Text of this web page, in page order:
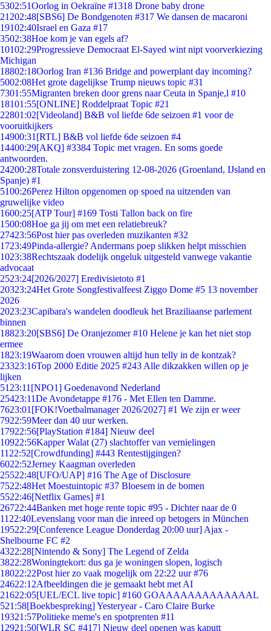
5302:51Oorlog in Oekraïne #1318 Drone baby drone
21202:48[SBS6] De Bondgenoten #317 We dansen de macaroni
19102:40Israel en Gaza #17
3502:38Hoe kom je van egels af?
10102:29Progressieve Democraat El-Sayed wint nipt voorverkiezing
Michigan
18802:18Oorlog Iran #136 Bridge and powerplant day incoming?
5002:08Het grote dagelijkse Trump nieuws topic #31
7301:55Migranten breken door grens naar Ceuta in Spanje,l #10
18101:55[ONLINE] Roddelpraat Topic #21
22801:02[Videoland] B&B vol liefde 6de seizoen #1 voor de
vooruitkijkers
14900:31 [RTL] B&B vol liefde 6de seizoen #4
14400:29[AKQ] #3384 Topic met vragen. En soms goede
antwoorden.
24200:28Totale zonsverduistering 12-08-2026 (Groenland, IJsland en
Spanje) #1
5100:26Perez Hilton opgenomen op spoed na uitzenden van
gruwelijke video
1600:25[ATP Tour] #169 Tosti Tallon back on fire
1500:08Hoe ga jij om met een relatiebreuk?
27423:56Post hier pas overleden muzikanten #32
1723:49Pinda-allergie? Andermans poep slikken helpt misschien
1023:38Rechtszaak dodelijk ongeluk uitgesteld vanwege vakantie
advocaat
2523:24[2026/2027] Eredivisietoto #1
20323:24Het Grote Songfestivalfeest Ziggo Dome #5 13 november
2026
2023:23Capibara's wandelen doodleuk het Braziliaanse parlement
binnen
18823:20[SBS6] De Oranjezomer #10 Helene je kan het niet stop
ermee
1823:19Waarom doen vrouwen altijd hun telly in de kontzak?
23323:16Top 2000 Editie 2025 #243 Alle dikzakken willen op je
lijken
51 23:11 [NPO1] Goedenavond Nederland
25423:11De Avondetappe #176 - Met Ellen ten Damme.
7623:01 [FOK!Voetbalmanager 2026/2027] #1 We zijn er weer
7922:59Meer dan 40 uur werken.
17922:56[PlayStation #184] Nieuw deel
10922:56Kapper Walat (27) slachtoffer van vernielingen
11 22:52[Crowdfunding] #443 Rentestijgingen?
6022:52Jerney Kaagman overleden
25522:48[UFO/UAP] #16 The Age of Disclosure
7522:48Het Moestuintopic #37 Bloesem in de bomen
5522:46[Netflix Games] #1
26722:44Banken met hoge rente topic #95 - Dichter naar de 0
11 22:40Levenslang voor man die inreed op betogers in München
19522:29[Conference League Donderdag 20:00 uur] Ajax -
Shelbourne FC #2
4322:28[Nintendo & Sony] The Legend of Zelda
3822:28Woningtekort: dus ga je woningen slopen, logisch
18022:22Post hier zo vaak mogelijk om 22:22 uur #76
24622:12Afbeeldingen die je gemaakt hebt met AI
21622:05[UEL/ECL live topic] #160 GOAAAAAAAAAAAAAL
521:58[Boekbespreking] Yesteryear - Caro Claire Burke
19321:57Politieke meme's en spotprenten #11
12921:50[WLR SC #417] Nieuw deel openen was kaputt